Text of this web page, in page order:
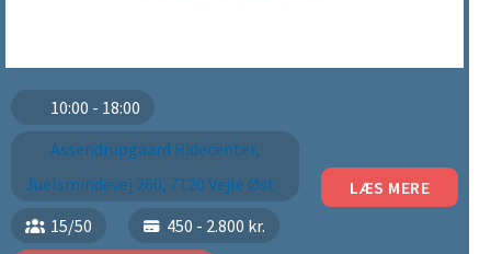
10:00 - 18:00
​Assendrupgaard Ridecenter,
Juelsmindevej 260, 7120 Vejle Øst
15/50
450 - 2.800 kr.
LÆS MERE